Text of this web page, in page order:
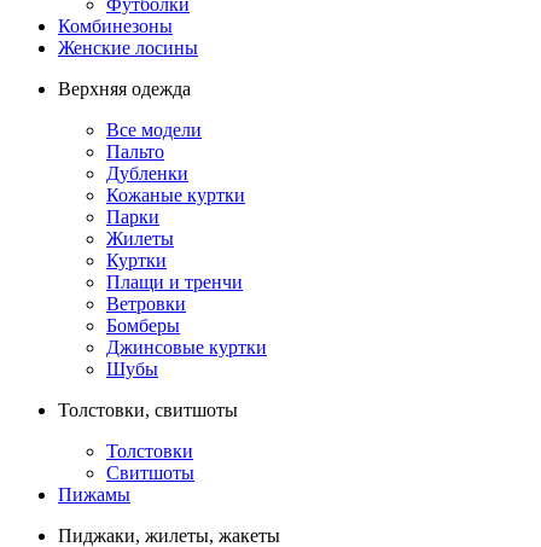
Комбинезоны
Женские лосины
Верхняя одежда
Все модели
Пальто
Дубленки
Кожаные куртки
Парки
Жилеты
Куртки
Плащи и тренчи
Ветровки
Бомберы
Джинсовые куртки
Шубы
Толстовки, свитшоты
Толстовки
Свитшоты
Пижамы
Пиджаки, жилеты, жакеты